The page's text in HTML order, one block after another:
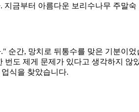
금부터 아름다운 보리수나무 주말
간, 망치로 뒤통수를 맞은 기분이
도 제게 문제가 있다고 생각하지 않
식을 찾았습니다.